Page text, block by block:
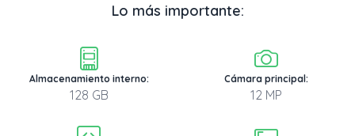
Lo más importante:
Almacenamiento interno:
128 GB
Cámara principal:
12 MP